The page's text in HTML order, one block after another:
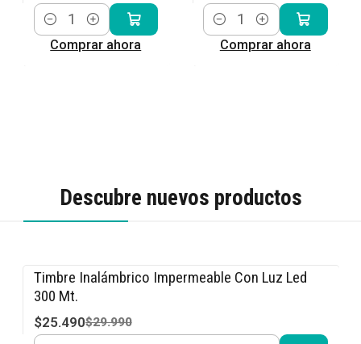
Cantidad
Comprar ahora
Cantidad
Comprar ahora
Descubre nuevos productos
-15% OFF
Timbre Inalámbrico Impermeable Con Luz Led
300 Mt.
$25.490$29.990